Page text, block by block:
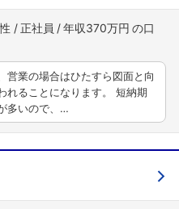
正社員 年収370万円
営業の場合はひたすら図面と向
れることになります。 短納期
多いので、…